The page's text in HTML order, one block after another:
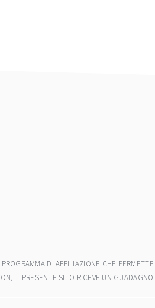
DI AFFILIAZIONE CHE
IL PRESENTE SITO RICEVE UN